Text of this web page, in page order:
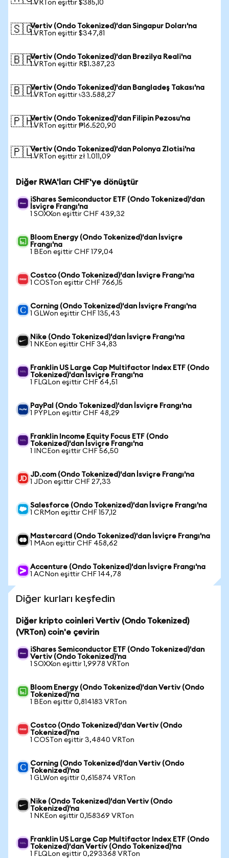
1 VRTon eşittir $385,10
🇸🇬Vertiv (Ondo Tokenized)'dan Singapur Doları'na
1 VRTon eşittir $347,81
🇧🇷Vertiv (Ondo Tokenized)'dan Brezilya Reali'na
1 VRTon eşittir R$1.387,23
🇧🇩Vertiv (Ondo Tokenized)'dan Bangladeş Takası'na
1 VRTon eşittir ৳33.588,27
🇵🇭Vertiv (Ondo Tokenized)'dan Filipin Pezosu'na
1 VRTon eşittir ₱16.520,90
🇵🇱Vertiv (Ondo Tokenized)'dan Polonya Zlotisi'na
1 VRTon eşittir zł 1.011,09
Diğer RWA'ları CHF'ye dönüştür
iShares Semiconductor ETF (Ondo Tokenized)'dan
İsviçre Frangı'na
1 SOXXon eşittir CHF 439,32
Bloom Energy (Ondo Tokenized)'dan İsviçre
Frangı'na
1 BEon eşittir CHF 179,04
Costco (Ondo Tokenized)'dan İsviçre Frangı'na
1 COSTon eşittir CHF 766,15
Corning (Ondo Tokenized)'dan İsviçre Frangı'na
1 GLWon eşittir CHF 135,43
Nike (Ondo Tokenized)'dan İsviçre Frangı'na
1 NKEon eşittir CHF 34,83
Franklin US Large Cap Multifactor Index ETF (Ondo
Tokenized)'dan İsviçre Frangı'na
1 FLQLon eşittir CHF 64,51
PayPal (Ondo Tokenized)'dan İsviçre Frangı'na
1 PYPLon eşittir CHF 48,29
Franklin Income Equity Focus ETF (Ondo
Tokenized)'dan İsviçre Frangı'na
1 INCEon eşittir CHF 56,50
JD.com (Ondo Tokenized)'dan İsviçre Frangı'na
1 JDon eşittir CHF 27,33
Salesforce (Ondo Tokenized)'dan İsviçre Frangı'na
1 CRMon eşittir CHF 157,12
Mastercard (Ondo Tokenized)'dan İsviçre Frangı'na
1 MAon eşittir CHF 458,62
Accenture (Ondo Tokenized)'dan İsviçre Frangı'na
1 ACNon eşittir CHF 144,78
Diğer kurları keşfedin
Diğer kripto coinleri Vertiv (Ondo Tokenized)
(VRTon) coin'e çevirin
iShares Semiconductor ETF (Ondo Tokenized)'dan
Vertiv (Ondo Tokenized)'na
1 SOXXon eşittir 1,9978 VRTon
Bloom Energy (Ondo Tokenized)'dan Vertiv (Ondo
Tokenized)'na
1 BEon eşittir 0,814183 VRTon
Costco (Ondo Tokenized)'dan Vertiv (Ondo
Tokenized)'na
1 COSTon eşittir 3,4840 VRTon
Corning (Ondo Tokenized)'dan Vertiv (Ondo
Tokenized)'na
1 GLWon eşittir 0,615874 VRTon
Nike (Ondo Tokenized)'dan Vertiv (Ondo
Tokenized)'na
1 NKEon eşittir 0,158369 VRTon
Franklin US Large Cap Multifactor Index ETF (Ondo
Tokenized)'dan Vertiv (Ondo Tokenized)'na
1 FLQLon eşittir 0,293368 VRTon